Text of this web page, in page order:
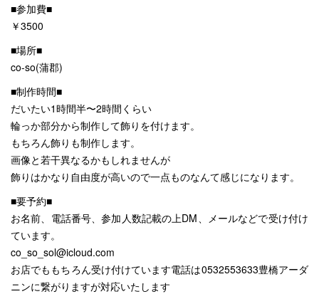
■参加費■
￥3500
■場所■
co-so(蒲郡)
■制作時間■
だいたい1時間半〜2時間くらい
輪っか部分から制作して飾りを付けます。
もちろん飾りも制作します。
画像と若干異なるかもしれませんが
飾りはかなり自由度が高いので一点ものなんて感じになります。
■要予約■
お名前、電話番号、参加人数記載の上DM、メールなどで受け付け
ています。
co_so_sol@icloud.com
お店でももちろん受け付けています電話は0532553633豊橋アーダ
ニンに繋がりますが対応いたします